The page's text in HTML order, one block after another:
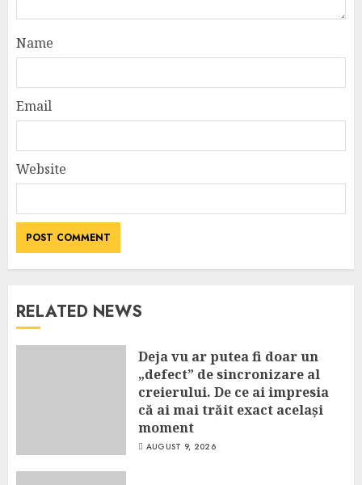
Name
Email
Website
RELATED NEWS
Deja vu ar putea fi doar un
„defect” de sincronizare al
creierului. De ce ai impresia
că ai mai trăit exact același
moment
AUGUST 9, 2026